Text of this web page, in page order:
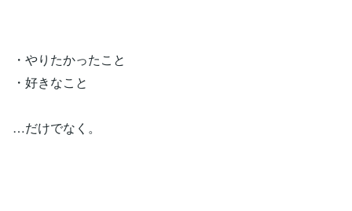
・やりたかったこと
・好きなこと
…だけでなく。